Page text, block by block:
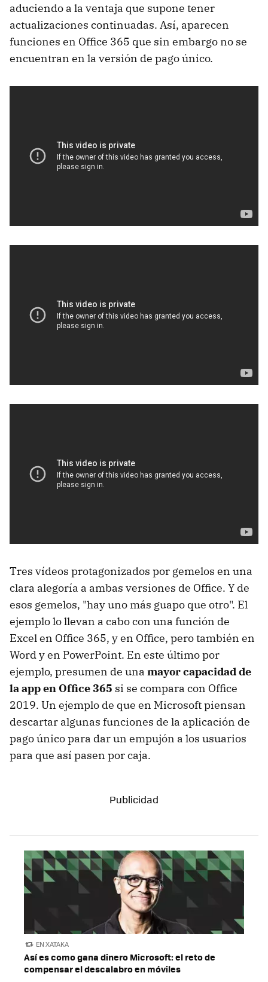
aduciendo a la ventaja que supone tener
actualizaciones continuadas. Así, aparecen
funciones en Office 365 que sin embargo no se
encuentran en la versión de pago único.
Tres vídeos protagonizados por gemelos en una
clara alegoría a ambas versiones de Office. Y de
esos gemelos, "hay uno más guapo que otro". El
ejemplo lo llevan a cabo con una función de
Excel en Office 365, y en Office, pero también en
Word y en PowerPoint. En este último por
ejemplo, presumen de una mayor capacidad de
la app en Office 365 si se compara con Office
2019. Un ejemplo de que en Microsoft piensan
descartar algunas funciones de la aplicación de
pago único para dar un empujón a los usuarios
para que así pasen por caja.
EN XATAKA
Así es como gana dinero Microsoft: el reto de
compensar el descalabro en móviles